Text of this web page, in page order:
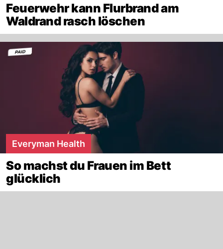
Feuerwehr kann Flurbrand am
Waldrand rasch löschen
Everyman Health
So machst du Frauen im Bett
glücklich